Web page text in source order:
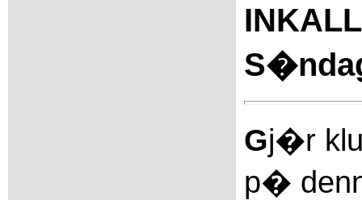
Gj�r
p�